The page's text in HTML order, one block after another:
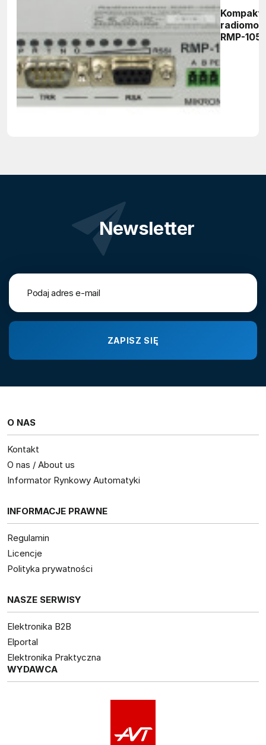
RMP-
Newsletter
O NAS
Kontakt
O nas / About us
Informator Rynkowy Automatyki
INFORMACJE PRAWNE
Regulamin
Licencje
Polityka prywatności
NASZE SERWISY
Elektronika B2B
Elportal
Elektronika Praktyczna
WYDAWCA